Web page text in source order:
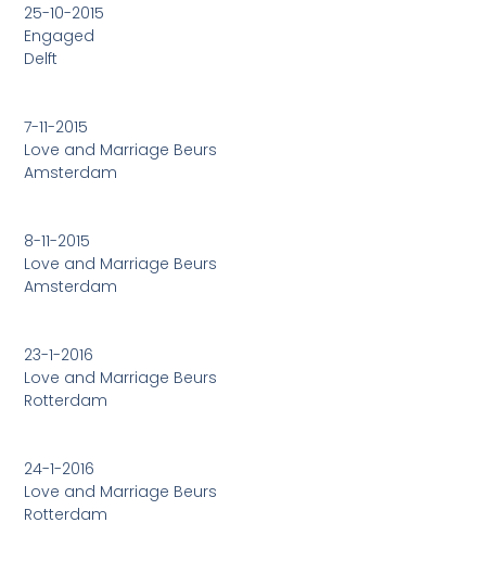
25-10-2015
Engaged
Delft
7-11-2015
Love and Marriage Beurs
Amsterdam
8-11-2015
Love and Marriage Beurs
Amsterdam
23-1-2016
Love and Marriage Beurs
Rotterdam
24-1-2016
Love and Marriage Beurs
Rotterdam